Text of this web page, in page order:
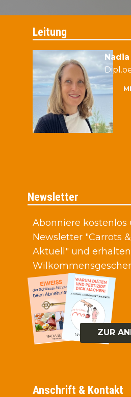
Leitung
Newsletter
Abonniere kostenlos
Newsletter "Carrots
Aktuell" und
ZUR
Anschrift & Kontakt